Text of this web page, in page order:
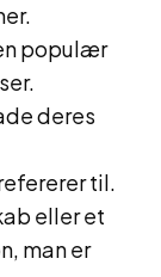
populær
deres
til.
eller et
man er